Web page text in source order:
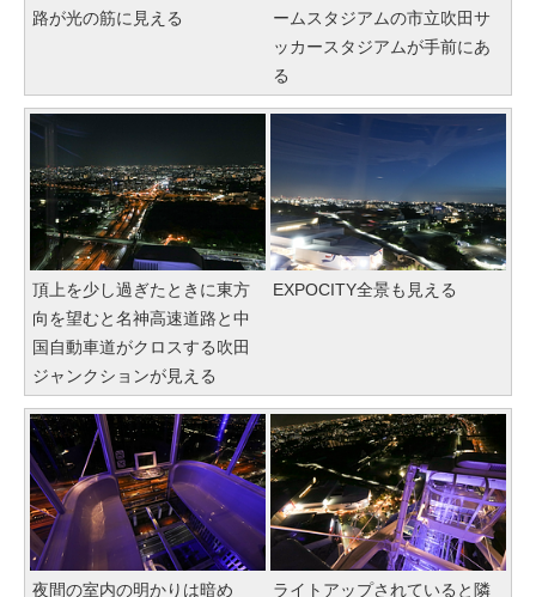
路が光の筋に見える
ームスタジアムの市立吹田サ
ッカースタジアムが手前にあ
る
頂上を少し過ぎたときに東方
向を望むと名神高速道路と中
国自動車道がクロスする吹田
ジャンクションが見える
EXPOCITY全景も見える
夜間の室内の明かりは暗め ライトアップされていると隣